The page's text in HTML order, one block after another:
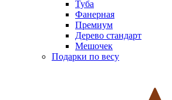
Туба
Фанерная
Премиум
Дерево стандарт
Мешочек
Подарки по весу